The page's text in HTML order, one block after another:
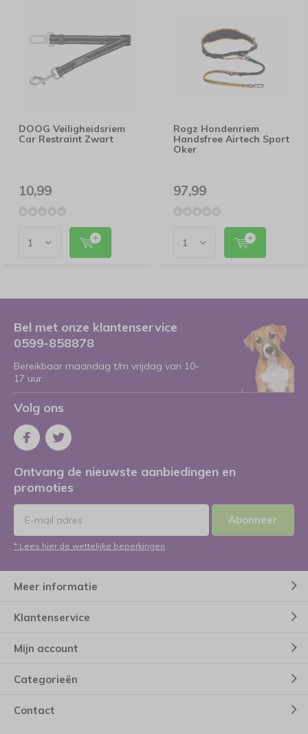
DOOG Veiligheidsriem
Car Restraint Zwart
10,99
Rogz Hondenriem
Handsfree Airtech Sport
Oker
97,99
Bel met onze klantenservice
0599-858878
Bereikbaar maandag t/m vrijdag van 10-
17 uur.
Volg ons
Ontvang de nieuwste aanbiedingen en
promoties
Abonneer
* Lees hier de wettelijke beperkingen
Meer informatie
Klantenservice
Mijn account
Categorieën
Contact